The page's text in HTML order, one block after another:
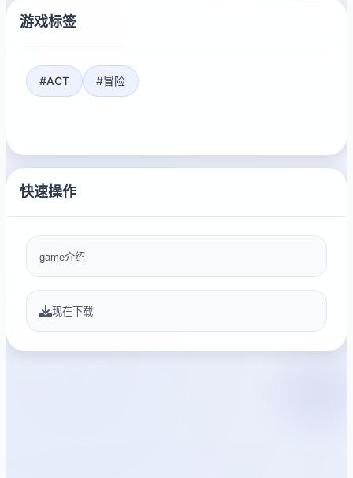
游戏标签
#ACT #冒险
快速操作
game介绍
现在下载